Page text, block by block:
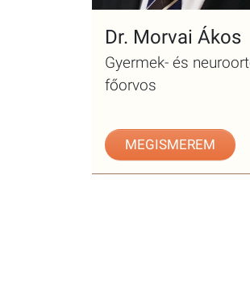
Dr. Morvai Ákos
Gyermek- és
főorvos
MEGISMEREM